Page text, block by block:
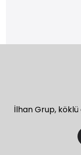
İlhan Grup,